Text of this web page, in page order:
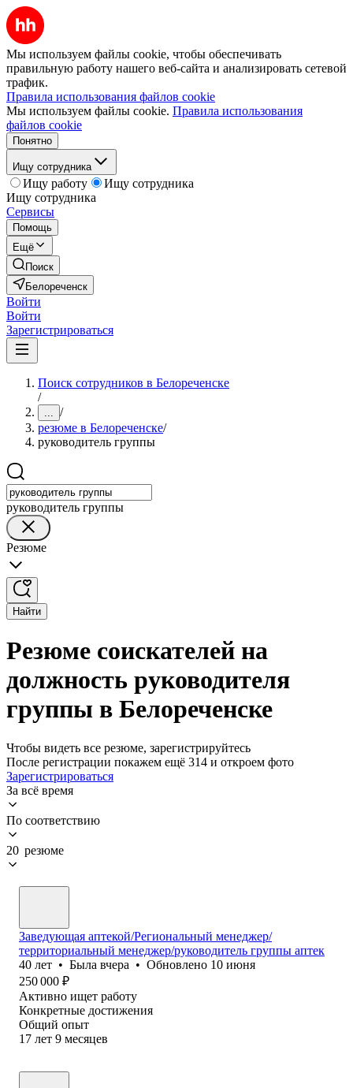
Мы используем файлы cookie, чтобы обеспечивать
правильную работу нашего веб-сайта и анализировать сетевой
трафик.
Правила использования файлов cookie
Мы используем файлы cookie. Правила использования
файлов cookie
Понятно
Ищу сотрудника
Ищу работу
Ищу сотрудника
Ищу сотрудника
Сервисы
Помощь
Ещё
Поиск
Белореченск
Войти
Войти
Зарегистрироваться
Поиск сотрудников в Белореченске
/
... /
резюме в Белореченске/
руководитель группы
руководитель группы
Резюме
Найти
Резюме соискателей на
должность руководителя
группы в Белореченске
Чтобы видеть все резюме, зарегистрируйтесь
После регистрации покажем ещё 314 и откроем фото
Зарегистрироваться
За всё время
По соответствию
20 резюме
Заведующая аптекой/Региональный менеджер/
территориальный менеджер/руководитель группы аптек
40 лет • Была вчера • Обновлено 10 июня
250 000 ₽
Активно ищет работу
Конкретные достижения
Общий опыт
17 лет 9 месяцев